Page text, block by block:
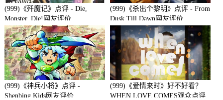
(999)《歼魔记》点评 - Die,
Monster, Die!网友评价
(999)《杀出个黎明》点评 - From
Dusk Till Dawn网友评价
(999)《神兵小将》点评 -
Shenbing Kids网友评价
(999)《爱情来时》好不好看？
WHEN LOVE COMES观众点评